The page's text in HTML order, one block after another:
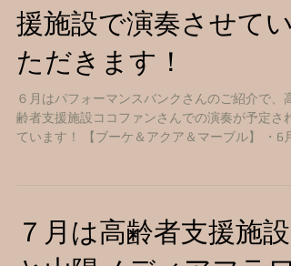
援施設で演奏させてい
ただきます！
６月はパフォーマンスバンクさんのご紹介で、高
齢者支援施設ココファンさんでの演奏が予定され
ています！ 【ブーケ＆アクア＆マーブル】 ・6月
７月は高齢者支援施設